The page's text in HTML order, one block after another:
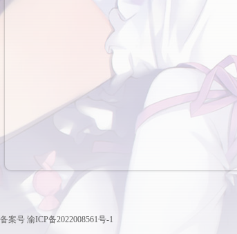
备案号 渝ICP备2022008561号-1